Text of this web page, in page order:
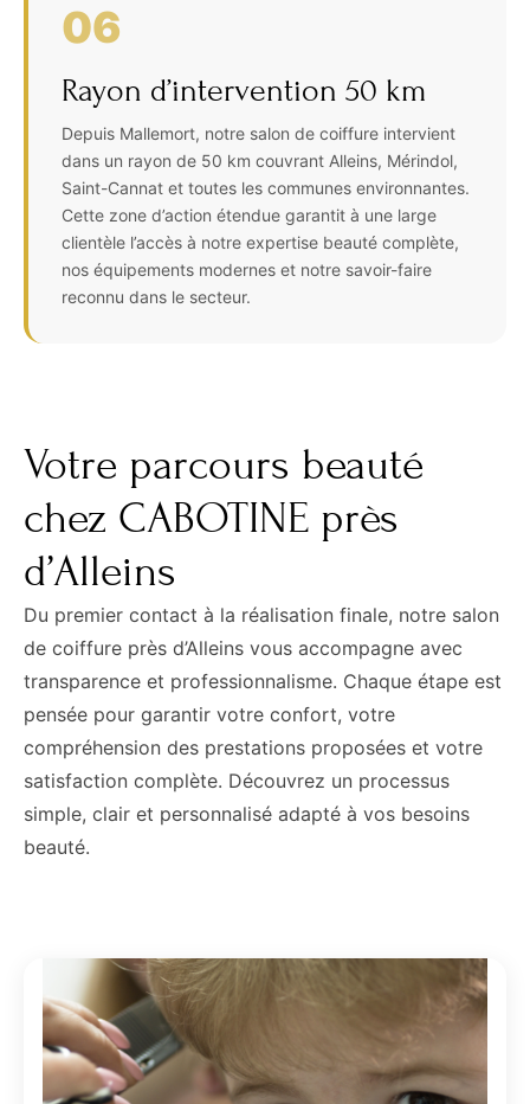
06
Rayon d’intervention 50 km
Depuis Mallemort, notre salon de coiffure intervient
dans un rayon de 50 km couvrant Alleins, Mérindol,
Saint-Cannat et toutes les communes environnantes.
Cette zone d’action étendue garantit à une large
clientèle l’accès à notre expertise beauté complète,
nos équipements modernes et notre savoir-faire
reconnu dans le secteur.
Votre parcours beauté
chez CABOTINE près
d’Alleins
Du premier contact à la réalisation finale, notre salon
de coiffure près d’Alleins vous accompagne avec
transparence et professionnalisme. Chaque étape est
pensée pour garantir votre confort, votre
compréhension des prestations proposées et votre
satisfaction complète. Découvrez un processus
simple, clair et personnalisé adapté à vos besoins
beauté.